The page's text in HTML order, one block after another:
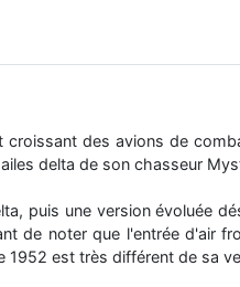
des avions de
delta de son chasseur
puis une version évoluée
de noter que l'entrée d'air
est très différent de sa